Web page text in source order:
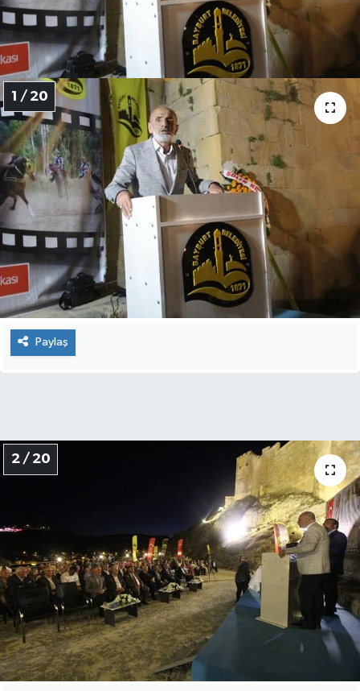
1 / 20
Paylaş
2 / 20